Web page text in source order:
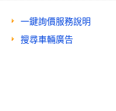
一鍵詢價服務說明
搜尋車輛廣告